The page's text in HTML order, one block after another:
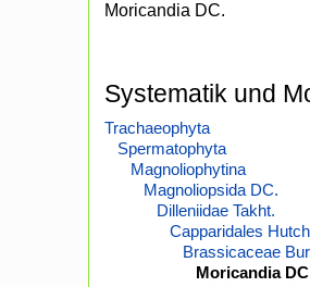
Moricandia DC.
Systematik und
Trachaeophyta
Spermatophyta
Magnoliophytina
Magnoliopsida DC.
Dilleniidae Takht.
Capparidales
Brassicaceae
Moricandia